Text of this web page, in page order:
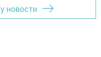
новости